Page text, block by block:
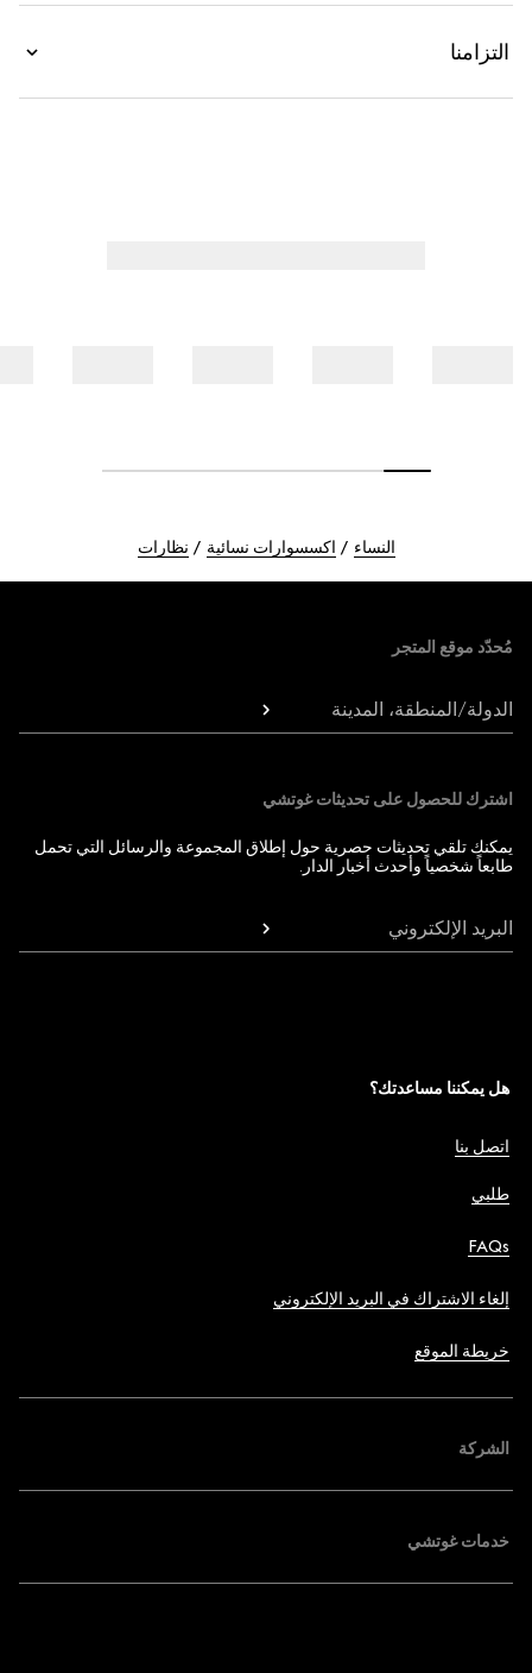
التزامنا
النساء اكسسوارات نسائية نظارات
مُحدّد موقع المتجر
الدولة/المنطقة، المدينة
اشترك للحصول على تحديثات غوتشي
يمكنك تلقي تحديثات حصرية حول إطلاق المجموعة والرسائل التي تحمل
طابعاً شخصياً وأحدث أخبار الدار.
البريد الإلكتروني
هل يمكننا مساعدتك؟
اتصل بنا
طلبي
FAQs
إلغاء الاشتراك في البريد الإلكتروني
خريطة الموقع
الشركة
خدمات غوتشي